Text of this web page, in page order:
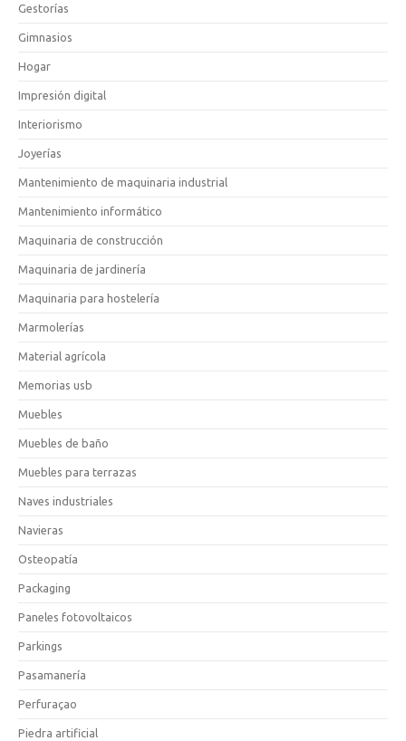
Gestorías
Gimnasios
Hogar
Impresión digital
Interiorismo
Joyerías
Mantenimiento de maquinaria industrial
Mantenimiento informático
Maquinaria de construcción
Maquinaria de jardinería
Maquinaria para hostelería
Marmolerías
Material agrícola
Memorias usb
Muebles
Muebles de baño
Muebles para terrazas
Naves industriales
Navieras
Osteopatía
Packaging
Paneles fotovoltaicos
Parkings
Pasamanería
Perfuraçao
Piedra artificial